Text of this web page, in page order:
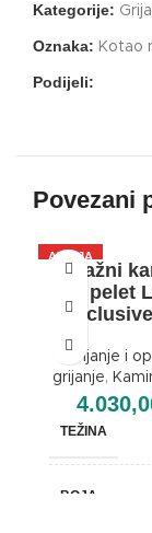
Kategorije:
Oznaka: Kotao
Podijeli:
Povezani
AKCIJA
Etažni
pelet
Grijanje i
grijanje,
TEŽINA
BOJA